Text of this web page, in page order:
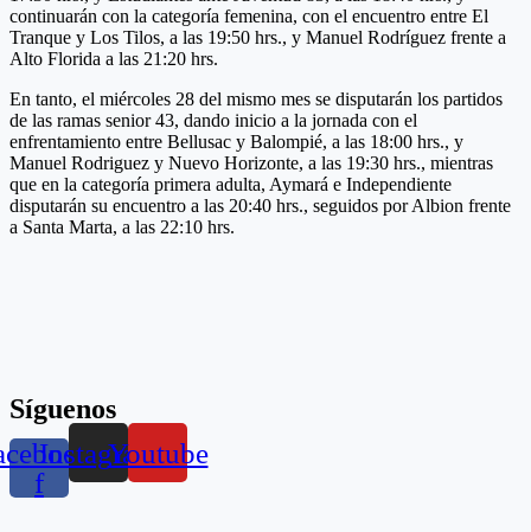
continuarán con la categoría femenina, con el encuentro entre El
Tranque y Los Tilos, a las 19:50 hrs., y Manuel Rodríguez frente a
Alto Florida a las 21:20 hrs.
En tanto, el miércoles 28 del mismo mes se disputarán los partidos
de las ramas senior 43, dando inicio a la jornada con el
enfrentamiento entre Bellusac y Balompié, a las 18:00 hrs., y
Manuel Rodriguez y Nuevo Horizonte, a las 19:30 hrs., mientras
que en la categoría primera adulta, Aymará e Independiente
disputarán su encuentro a las 20:40 hrs., seguidos por Albion frente
a Santa Marta, a las 22:10 hrs.
Síguenos
f
InstagramYoutube